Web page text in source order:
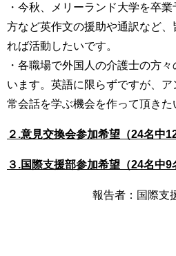
・今秋、メリーランド大学を卒
方など英作文の援助や通訳など
れば活動したいです。
・各職場で外国人の介護士の方
います。英語に限らずですが、ア
常会話を学ぶ機会を作って頂きた
２.意見交換会参加希望（24名中12
３.国際支援部参加希望（24名中9
報告者：国際